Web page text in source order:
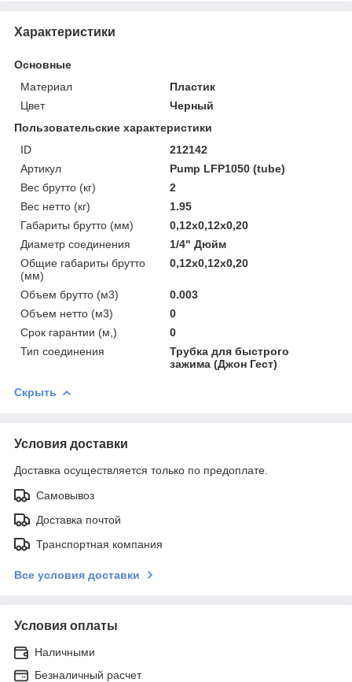
Характеристики
Основные
Материал
Пластик
Цвет
Черный
Пользовательские характеристики
ID
212142
Артикул
Pump LFP1050 (tube)
Вес брутто (кг)
2
Вес нетто (кг)
1.95
Габариты брутто (мм)
0,12x0,12x0,20
Диаметр соединения
1/4" Дюйм
Общие габариты брутто
(мм)
0,12x0,12x0,20
Объем брутто (м3)
0.003
Объем нетто (м3)
0
Срок гарантии (м,)
0
Тип соединения
Трубка для быстрого
зажима (Джон Гест)
Скрыть
Условия доставки
Доставка осуществляется только по предоплате.
Самовывоз
Доставка почтой
Транспортная компания
Все условия доставки
Условия оплаты
Наличными
Безналичный расчет